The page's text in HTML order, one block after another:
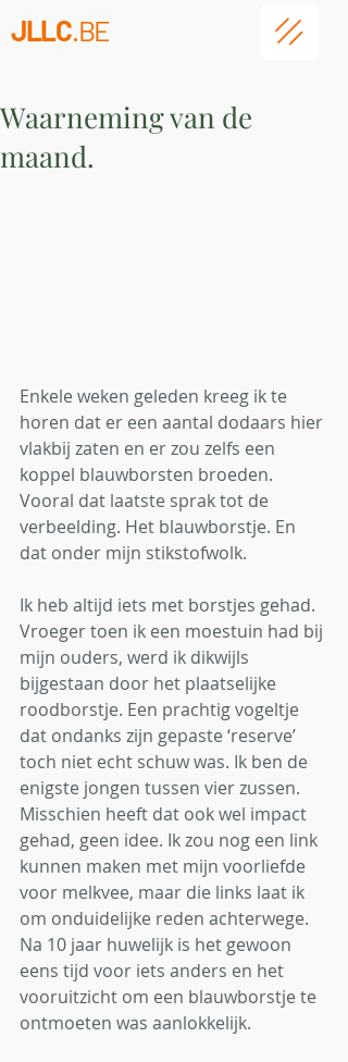
JLLC.BE
Waarneming van de
maand.
Enkele weken geleden kreeg ik te
horen dat er een aantal dodaars hier
vlakbij zaten en er zou zelfs een
koppel blauwborsten broeden.
Vooral dat laatste sprak tot de
verbeelding. Het blauwborstje. En
dat onder mijn stikstofwolk.
Ik heb altijd iets met borstjes gehad.
Vroeger toen ik een moestuin had bij
mijn ouders, werd ik dikwijls
bijgestaan door het plaatselijke
roodborstje. Een prachtig vogeltje
dat ondanks zijn gepaste ‘reserve’
toch niet echt schuw was. Ik ben de
enigste jongen tussen vier zussen.
Misschien heeft dat ook wel impact
gehad, geen idee. Ik zou nog een link
kunnen maken met mijn voorliefde
voor melkvee, maar die links laat ik
om onduidelijke reden achterwege.
Na 10 jaar huwelijk is het gewoon
eens tijd voor iets anders en het
vooruitzicht om een blauwborstje te
ontmoeten was aanlokkelijk.